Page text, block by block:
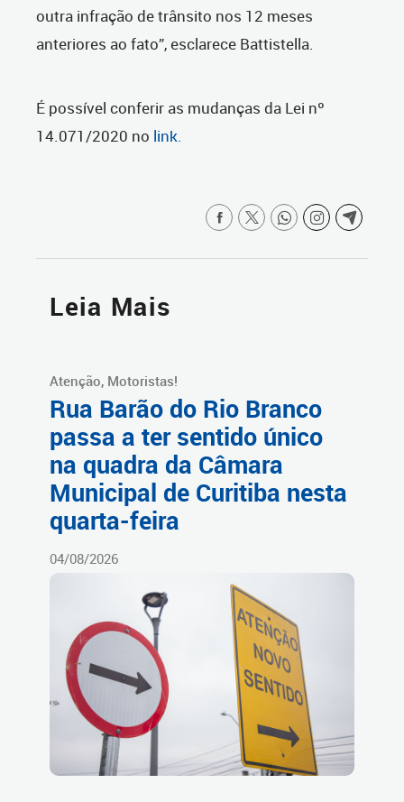
outra infração de trânsito nos 12 meses
anteriores ao fato”, esclarece Battistella.
É possível conferir as mudanças da Lei nº
14.071/2020 no link.
Leia Mais
Atenção, Motoristas!
Rua Barão do Rio Branco
passa a ter sentido único
na quadra da Câmara
Municipal de Curitiba nesta
quarta-feira
04/08/2026